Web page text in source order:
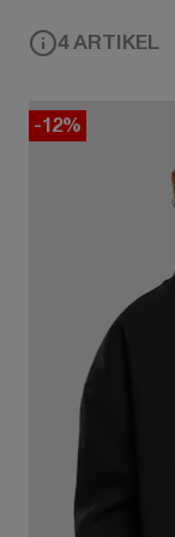
4 ARTIKEL
-12%